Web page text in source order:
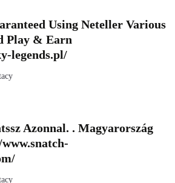
Using Neteller Various
Play & Earn
legends.pl/
Azonnal. . Magyarország